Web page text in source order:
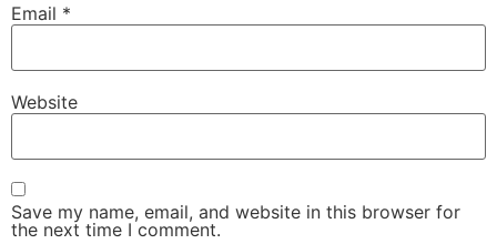
Email *
Website
Save my name, email, and website in this browser for
the next time I comment.